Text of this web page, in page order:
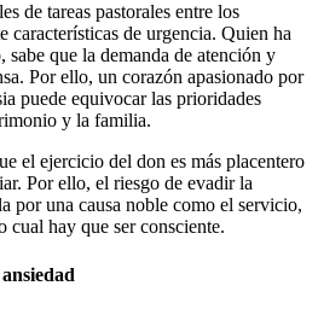
de tareas pastorales entre los
características de urgencia. Quien ha
que la demanda de atención y
Por ello, un corazón apasionado por
puede equivocar las prioridades
y la familia.
el ejercicio del don es más placentero
Por ello, el riesgo de evadir la
por una causa noble como el servicio,
cual hay que ser consciente.